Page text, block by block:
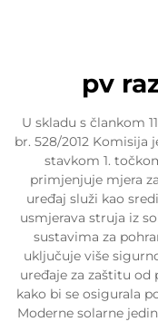
pv
U skladu s člankom
br. 528/2012 Komisija
stavkom 1.
primjenjuje mjera
uređaj služi kao
usmjerava struja iz
sustavima za
uključuje više
uređaje za zaštitu od
kako bi se osigurala
Moderne solarne